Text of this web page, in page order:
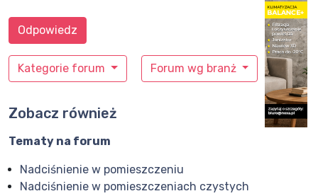
Kategorie forum Forum wg branż
Odpowiedz
Zobacz również
Tematy na forum
Nadciśnienie w pomieszczeniu
Nadciśnienie w pomieszczeniach czystych